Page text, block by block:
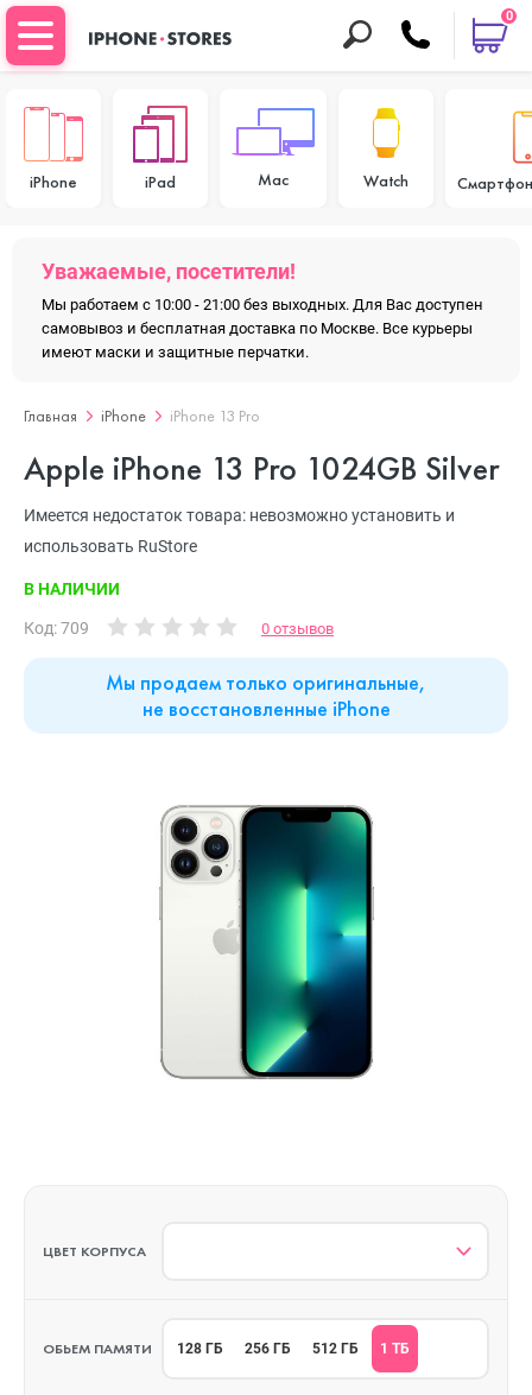
0
iPhone iPad Mac Watch
Уважаемые, посетители!
Мы работаем с 10:00 - 21:00 без выходных. Для Вас доступен
самовывоз и бесплатная доставка по Москве. Все курьеры
имеют маски и защитные перчатки.
Главная iPhone iPhone 13 Pro
Apple iPhone 13 Pro 1024GB Silver
Имеется недостаток товара: невозможно установить и
использовать RuStore
В НАЛИЧИИ
Код: 709 0 отзывов
Мы продаем только оригинальные,
не восстановленные iPhone
ЦВЕТ КОРПУСА
ОБЬЕМ ПАМЯТИ 128 ГБ 256 ГБ 512 ГБ 1 ТБ